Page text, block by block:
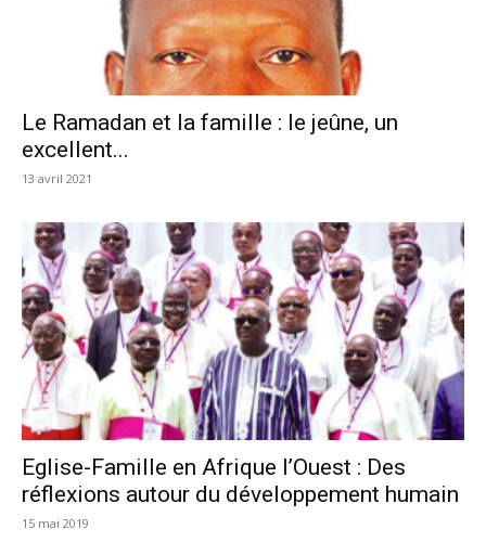
Le Ramadan et la famille : le jeûne, un
excellent...
13 avril 2021
Eglise-Famille en Afrique l’Ouest : Des
réflexions autour du développement humain
15 mai 2019